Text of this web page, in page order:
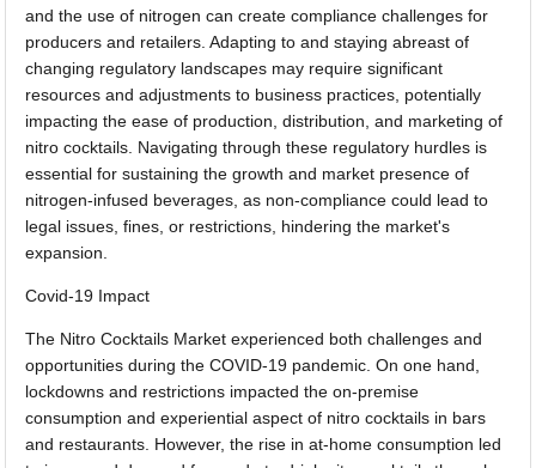
and the use of nitrogen can create compliance challenges for
producers and retailers. Adapting to and staying abreast of
changing regulatory landscapes may require significant
resources and adjustments to business practices, potentially
impacting the ease of production, distribution, and marketing of
nitro cocktails. Navigating through these regulatory hurdles is
essential for sustaining the growth and market presence of
nitrogen-infused beverages, as non-compliance could lead to
legal issues, fines, or restrictions, hindering the market's
expansion.
Covid-19 Impact
The Nitro Cocktails Market experienced both challenges and
opportunities during the COVID-19 pandemic. On one hand,
lockdowns and restrictions impacted the on-premise
consumption and experiential aspect of nitro cocktails in bars
and restaurants. However, the rise in at-home consumption led